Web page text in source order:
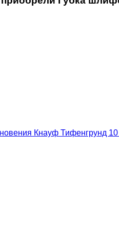
Кнауф Тифенгрунд